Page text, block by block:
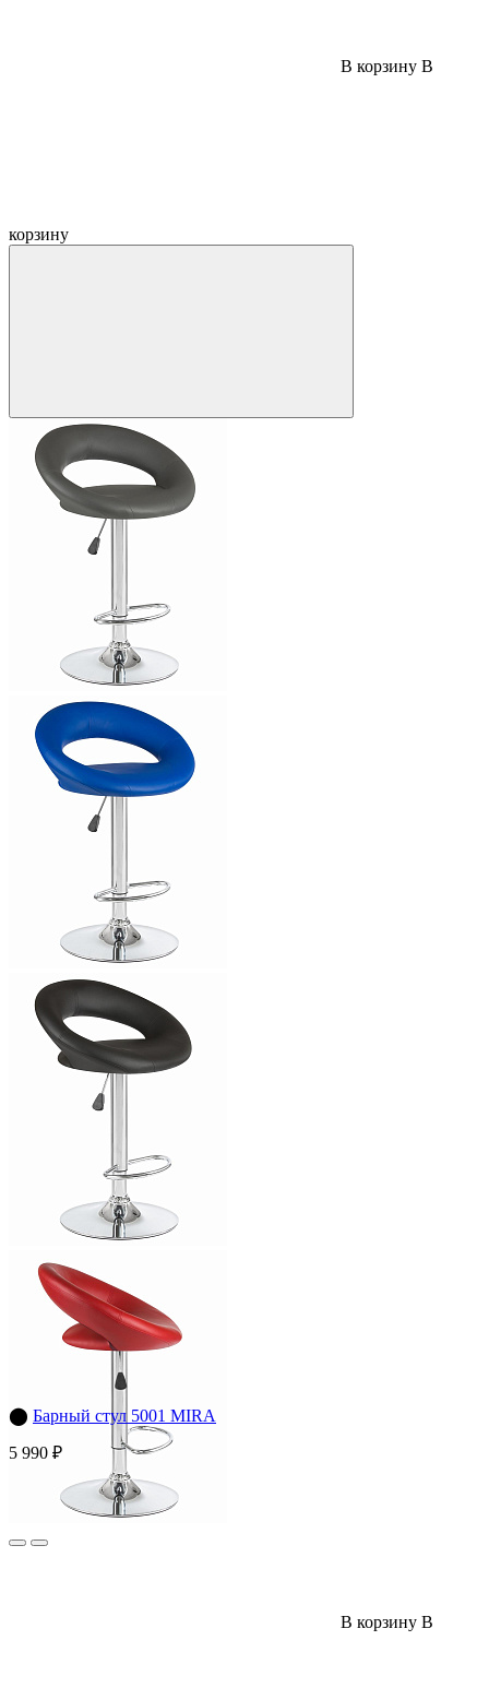
В корзину В
корзину
⬤ Барный стул 5001 MIRA
5 990 ₽
В корзину В